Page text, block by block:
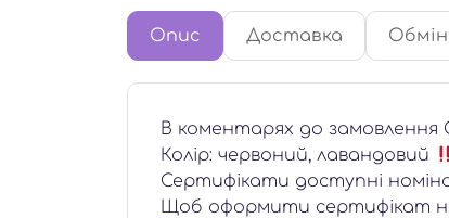
Опис Доставка
В коментарях до замовлення
Колір: червоний, лавандовий
Сертифікати доступні
Щоб оформити сертифікат